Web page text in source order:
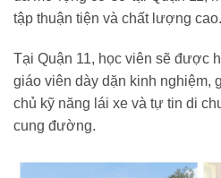
tập thuận tiện và chất lượng cao.
Tại Quận 11, học viên sẽ được
giáo viên dày dặn kinh nghiệm,
chủ kỹ năng lái xe và tự tin di
cung đường.